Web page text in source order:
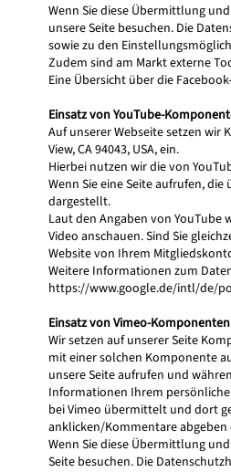
Wenn Sie diese Übermittlung
unsere Seite besuchen. Die
sowie zu den
Zudem sind am Markt externe
Eine Übersicht über die
Einsatz von YouTube-
Auf unserer Webseite setzen wir
View, CA 94043, USA, ein.
Hierbei nutzen wir die von
Wenn Sie eine Seite aufrufen,
dargestellt.
Laut den Angaben von
Video anschauen. Sind Sie
Website von Ihrem
Weitere Informationen zum
https://www.google.de/intl/de/
Einsatz von Vimeo-Komponenten
Wir setzen auf unserer Seite
mit einer solchen Komponente
unsere Seite aufrufen und
Informationen Ihrem
bei Vimeo übermittelt und dort
anklicken/Kommentare
Wenn Sie diese Übermittlung
Seite besuchen. Die